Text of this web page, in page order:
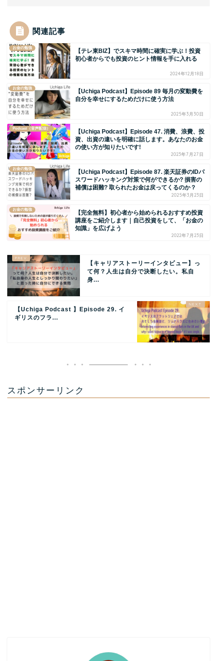
関連記事
お金の勉強
【テレ東BIZ】でスキマ時間に確実に学ぶ！投資
初心者からでも投資のヒント情報を手に入れる
2024年12月18日
お金の勉強
【Uchiga Podcast】Episode 89 毎月の変動費を
自分を幸せにするためだけに使う方法
2025年3月30日
Podcast（音声配信）
【Uchiga Podcast】Episode 47. 消費、浪費、投
資、出資の違いを明確に話します。あなたのお金
の使い方が知りたいです!
2023年7月27日
お金の勉強
【Uchiga Podcast】Episode 87. 楽天証券のIDパ
スワードハッキング対策で何ができるか? 損害の
補償は困難? 取られたお金は戻ってくるのか？
2025年3月23日
お金の勉強
【完全無料】初心者から始められるおすすめ投資
講座をご紹介します｜自己投資をして、「お金の
知識」を広げよう
2022年7月23日
【キャリアストーリーインタビュー】っ
て何？人生は自分で決断したい。私自
身...
【Uchiga Podcast 】Episode 29. イ
ギリスのフラ...
スポンサーリンク